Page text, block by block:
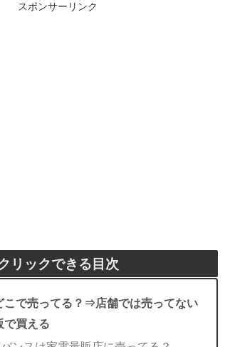
スポンサーリンク
リックできる目次
こで売ってる？⇒店舗では売ってない
で買える